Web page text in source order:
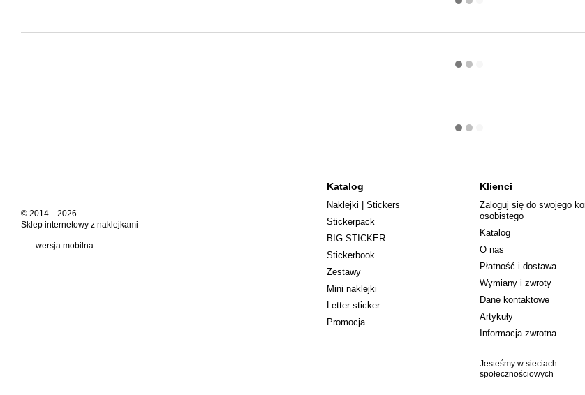
© 2014—2026
Sklep internetowy z naklejkami
wersja mobilna
Katalog
Naklejki | Stickers
Stickerpack
BIG STICKER
Stickerbook
Zestawy
Mini naklejki
Letter sticker
Promocja
Klienci
Zaloguj się do swojego
osobistego
Katalog
О nas
Płatność i dostawa
Wymiany i zwroty
Dane kontaktowe
Artykuły
Informacja zwrotna
Jesteśmy w sieciach
społecznościowych